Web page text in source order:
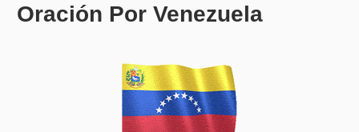
Oración Por Venezuela